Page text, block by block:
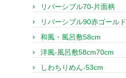
リバーシブル70-片面柄
リバーシブル90赤ゴールド
和風・風呂敷58cm
洋風-風呂敷58cm70cm
しわちりめん-53cm